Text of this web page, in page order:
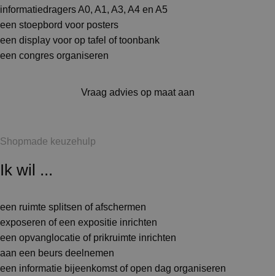
informatiedragers A0, A1, A3, A4 en A5
een stoepbord voor posters
een display voor op tafel of toonbank
een congres organiseren
Vraag advies op maat aan
Shopmade keuzehulp
Ik wil ...
een ruimte splitsen of afschermen
exposeren of een expositie inrichten
een opvanglocatie of prikruimte inrichten
aan een beurs deelnemen
een informatie bijeenkomst of open dag organiseren